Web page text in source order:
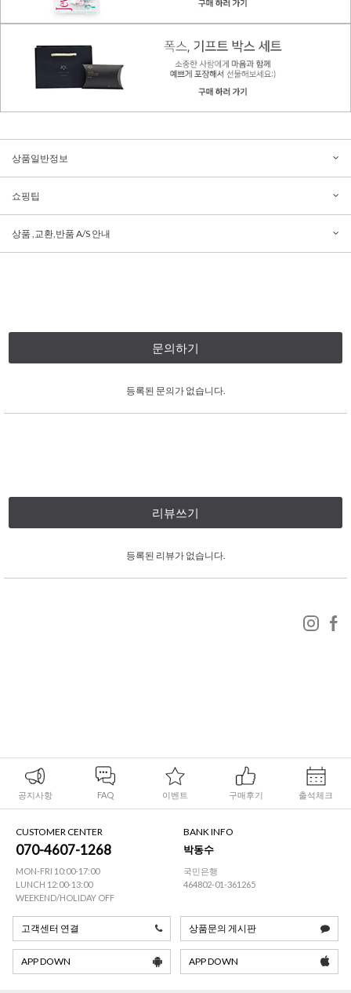
상품일반정보
쇼핑팁
상품 ,교환,반품 A/S 안내
문의하기
등록된 문의가 없습니다.
리뷰쓰기
등록된 리뷰가 없습니다.
공지사항 FAQ 이벤트 구매후기 출석체크
CUSTOMER CENTER
070-4607-1268
MON-FRI 10:00-17:00
LUNCH 12:00-13:00
WEEKEND/HOLIDAY OFF
BANK INFO
박동수
국민은행
464802-01-361265
고객센터 연결 상품문의 게시판
APP DOWN APP DOWN